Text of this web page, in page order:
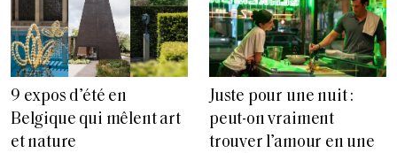
9 expos d’été en
Belgique qui mêlent art
et nature
Juste pour une nuit :
peut-on vraiment
trouver l’amour en une